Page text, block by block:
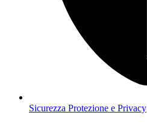
Sicurezza Protezione e Privacy